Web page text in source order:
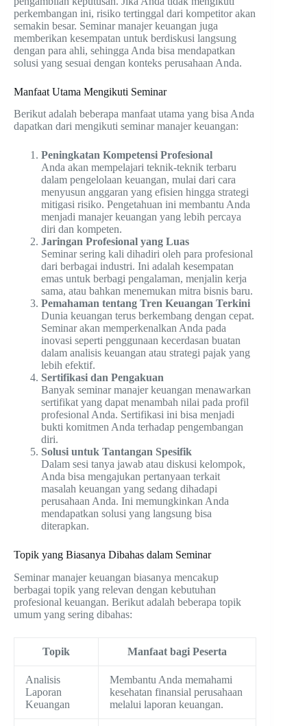
perkembangan ini, risiko tertinggal dari kompetitor akan
semakin besar. Seminar manajer keuangan juga
memberikan kesempatan untuk berdiskusi langsung
dengan para ahli, sehingga Anda bisa mendapatkan
solusi yang sesuai dengan konteks perusahaan Anda.
Manfaat Utama Mengikuti Seminar
Berikut adalah beberapa manfaat utama yang bisa Anda
dapatkan dari mengikuti seminar manajer keuangan:
Peningkatan Kompetensi Profesional
Anda akan mempelajari teknik-teknik terbaru
dalam pengelolaan keuangan, mulai dari cara
menyusun anggaran yang efisien hingga strategi
mitigasi risiko. Pengetahuan ini membantu Anda
menjadi manajer keuangan yang lebih percaya
diri dan kompeten.
Jaringan Profesional yang Luas
Seminar sering kali dihadiri oleh para profesional
dari berbagai industri. Ini adalah kesempatan
emas untuk berbagi pengalaman, menjalin kerja
sama, atau bahkan menemukan mitra bisnis baru.
Pemahaman tentang Tren Keuangan Terkini
Dunia keuangan terus berkembang dengan cepat.
Seminar akan memperkenalkan Anda pada
inovasi seperti penggunaan kecerdasan buatan
dalam analisis keuangan atau strategi pajak yang
lebih efektif.
Sertifikasi dan Pengakuan
Banyak seminar manajer keuangan menawarkan
sertifikat yang dapat menambah nilai pada profil
profesional Anda. Sertifikasi ini bisa menjadi
bukti komitmen Anda terhadap pengembangan
diri.
Solusi untuk Tantangan Spesifik
Dalam sesi tanya jawab atau diskusi kelompok,
Anda bisa mengajukan pertanyaan terkait
masalah keuangan yang sedang dihadapi
perusahaan Anda. Ini memungkinkan Anda
mendapatkan solusi yang langsung bisa
diterapkan.
Topik yang Biasanya Dibahas dalam Seminar
Seminar manajer keuangan biasanya mencakup
berbagai topik yang relevan dengan kebutuhan
profesional keuangan. Berikut adalah beberapa topik
umum yang sering dibahas:
Topik Manfaat bagi Peserta
Analisis
Laporan
Keuangan
Membantu Anda memahami
kesehatan finansial perusahaan
melalui laporan keuangan.